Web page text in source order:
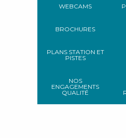
WEBCAMS
BROCHURES
PLANS STATION ET
PISTES
NOS
ENGAGEMENTS
QUALITÉ